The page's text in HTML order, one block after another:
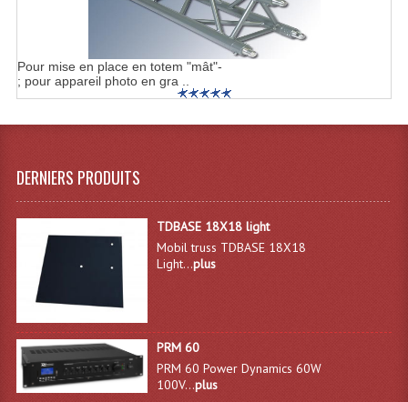
Angles Structure SC150
Angles Structure SD250
Angles Structure TRIO290
Cercle Struct Carrée 290
Cercle Struct Triangulaire290
Crochets Et Accessoires
Embases Pour Structure
Pour mise en place en totem "mât"-
; pour appareil photo en gra ..
DERNIERS PRODUITS
TDBASE 18X18 light
Mobil truss TDBASE 18X18
Light...plus
PRM 60
PRM 60 Power Dynamics 60W
100V...plus